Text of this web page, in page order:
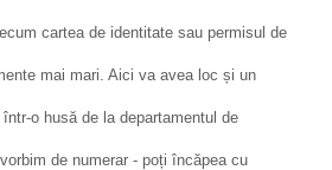
cartea de identitate sau permisul de
mai mari. Aici va avea loc și un
o husă de la departamentul de
de numerar - poți încăpea cu